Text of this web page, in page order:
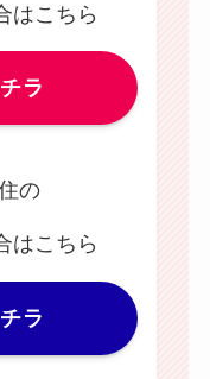
はこちら
ラ
の
はこちら
ラ